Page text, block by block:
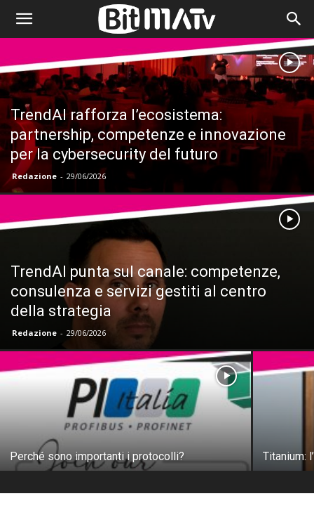
TrendAI rafforza l’ecosistema:
partnership, competenze e innovazione
per la cybersecurity del futuro
Redazione - 29/06/2026
TrendAI punta sul canale: competenze,
consulenza e servizi gestiti al centro
della strategia
Redazione - 29/06/2026
Perché sono importanti i protocolli? Titanium: